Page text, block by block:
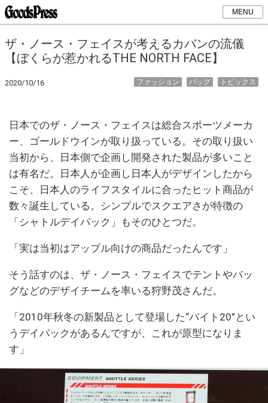
MENU
ザ・ノース・フェイスが考えるカバンの流儀
【ぼくらが惹かれるTHE NORTH FACE】
2020/10/16 トピックス
バッグ
ファッション
日本でのザ・ノース・フェイスは総合スポーツメーカ
ー、ゴールドウインが取り扱っている。その取り扱い
当初から、日本側で企画し開発された製品が多いこと
は有名だ。日本人が企画し日本人がデザインしたから
こそ、日本人のライフスタイルに合ったヒット商品が
数々誕生している。シンプルでスクエアさが特徴の
「シャトルデイパック」もそのひとつだ。
「実は当初はアップル向けの商品だったんです」
そう話すのは、ザ・ノース・フェイスでテントやバッ
グなどのデザイチームを率いる狩野茂さんだ。
「2010年秋冬の新製品として登場した“バイト20”とい
うデイパックがあるんですが、これが原型になりま
す」